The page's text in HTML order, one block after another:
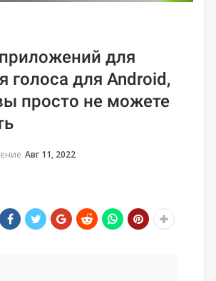
для
голоса для Android,
просто не можете
Авг 11, 2022